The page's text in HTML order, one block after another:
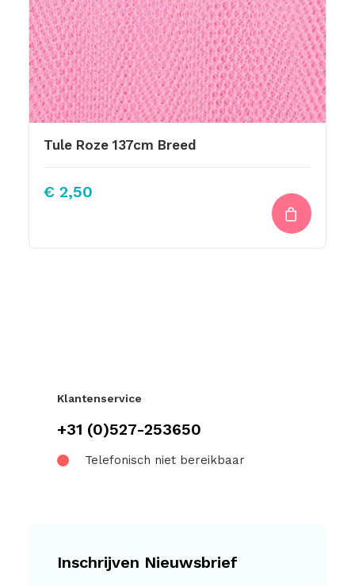
Tule Roze 137cm Breed
€ 2,50
Klantenservice
+31 (0)527-253650
Telefonisch niet bereikbaar
Inschrijven Nieuwsbrief